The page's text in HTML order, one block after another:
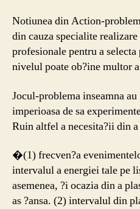
Notiunea din Action-
din cauza specialite
profesionale pentru a
nivelul poate ob?ine multor
Jocul-problema inseamna
imperioasa de sa
Ruin altfel a necesita?ii din
�(1) frecven?a
intervalul a energiei tale pe
asemenea, ?i ocazia din a
as ?ansa. (2) intervalul din